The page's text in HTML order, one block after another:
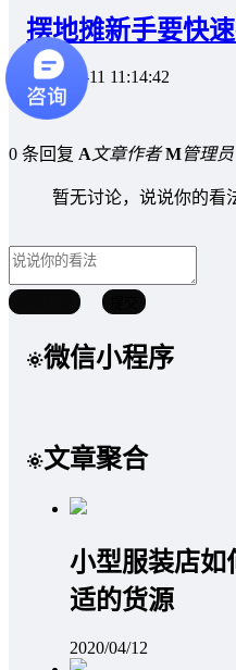
摆地摊新手要快
2020-10-11 11:14:42
0 条回复 A文章作者 M管理员
暂无讨论，说说你的看
微信小程序
文章聚合
小型服装店如
适的货源
2020/04/12